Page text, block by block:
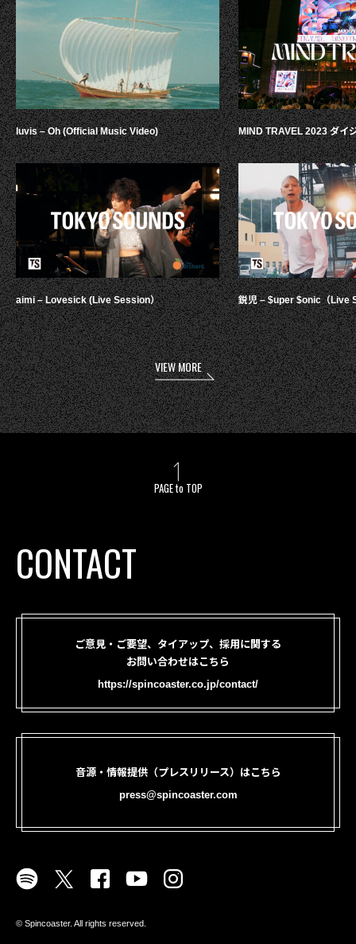
luvis – Oh (Official Music Video)
aimi – Lovesick (Live Session）
MIND TRAVEL 2023 ダイ
鋭児 – $uper $onic（Live
VIEW MORE
PAGE to TOP
CONTACT
ご意見・ご要望、タイアップ、採用に関する
お問い合わせはこちら
https://spincoaster.co.jp/contact/
音源・情報提供（プレスリリース）はこちら
press@spincoaster.com
©︎ Spincoaster. All rights reserved.